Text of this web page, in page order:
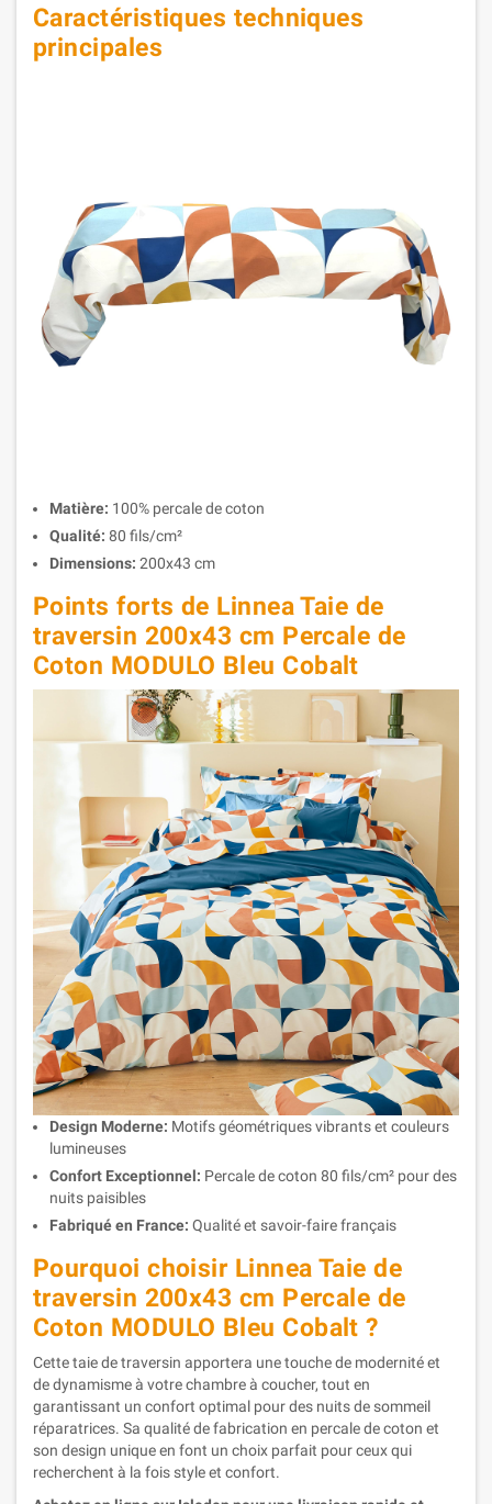
Caractéristiques techniques
principales
Matière: 100% percale de coton
Qualité: 80 fils/cm²
Dimensions: 200x43 cm
Points forts de Linnea Taie de
traversin 200x43 cm Percale de
Coton MODULO Bleu Cobalt
Design Moderne: Motifs géométriques vibrants et couleurs
lumineuses
Confort Exceptionnel: Percale de coton 80 fils/cm² pour des
nuits paisibles
Fabriqué en France: Qualité et savoir-faire français
Pourquoi choisir Linnea Taie de
traversin 200x43 cm Percale de
Coton MODULO Bleu Cobalt ?
Cette taie de traversin apportera une touche de modernité et
de dynamisme à votre chambre à coucher, tout en
garantissant un confort optimal pour des nuits de sommeil
réparatrices. Sa qualité de fabrication en percale de coton et
son design unique en font un choix parfait pour ceux qui
recherchent à la fois style et confort.